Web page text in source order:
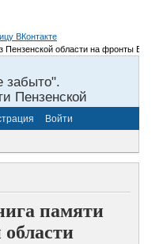
области на фронты Великой
забыто".
Пензенской
Войти
памяти